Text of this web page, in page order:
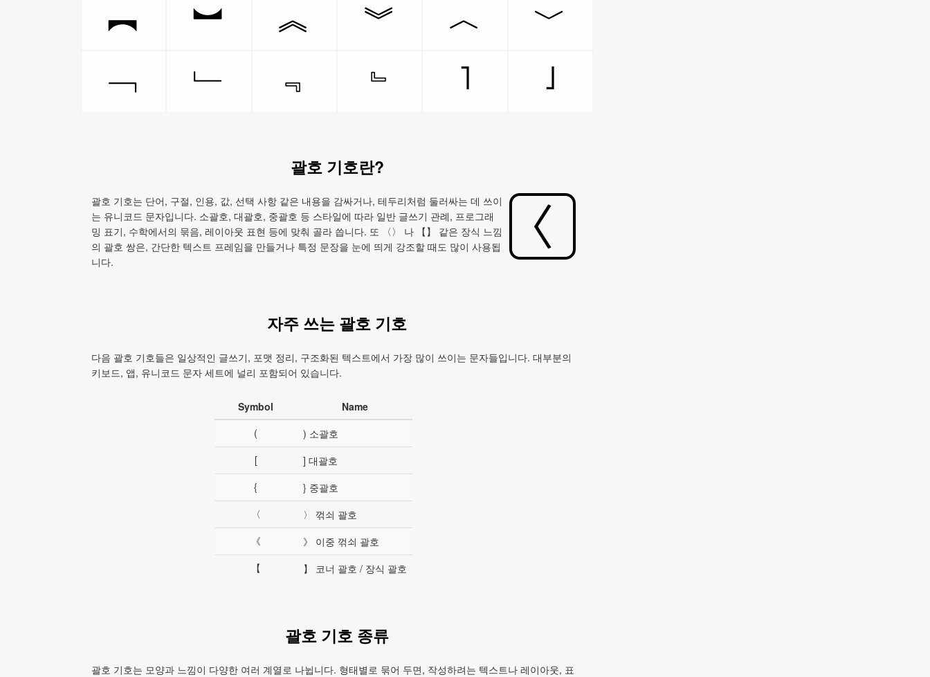
︻ ︼ ︽ ︾ ︿
﹀
﹁
﹂ ﹃ ﹄ ˥ ˩
괄호 기호란?
괄호 기호는 단어, 구절, 인용, 값, 선택 사항 같은 내용을 감싸거나, 테두리처럼 둘러싸는 데 쓰이
는 유니코드 문자입니다. 소괄호, 대괄호, 중괄호 등 스타일에 따라 일반 글쓰기 관례, 프로그래
밍 표기, 수학에서의 묶음, 레이아웃 표현 등에 맞춰 골라 씁니다. 또 〈〉 나 【】 같은 장식 느낌
의 괄호 쌍은, 간단한 텍스트 프레임을 만들거나 특정 문장을 눈에 띄게 강조할 때도 많이 사용됩
니다.
자주 쓰는 괄호 기호
다음 괄호 기호들은 일상적인 글쓰기, 포맷 정리, 구조화된 텍스트에서 가장 많이 쓰이는 문자들입니다. 대부분의
키보드, 앱, 유니코드 문자 세트에 널리 포함되어 있습니다.
Symbol
Name
(
) 소괄호
[
] 대괄호
{
} 중괄호
〈
〉 꺾쇠 괄호
《
》 이중 꺾쇠 괄호
【
】 코너 괄호 / 장식 괄호
괄호 기호 종류
괄호 기호는 모양과 느낌이 다양한 여러 계열로 나뉩니다. 형태별로 묶어 두면, 작성하려는 텍스트나 레이아웃, 표